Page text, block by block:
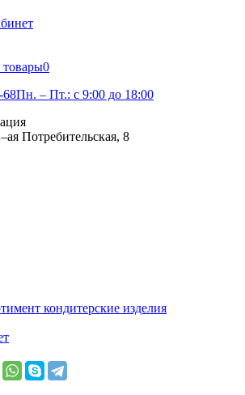
0
68Пн. – Пт.: с 9:00 до 18:00
Потребительская, 8
кондитерские изделия